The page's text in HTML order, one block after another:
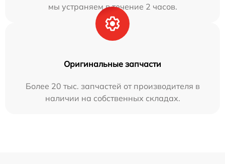
мы устраняем в течение 2 часов.
Оригинальные запчасти
Более 20 тыс. запчастей от производителя в
наличии на собственных складах.